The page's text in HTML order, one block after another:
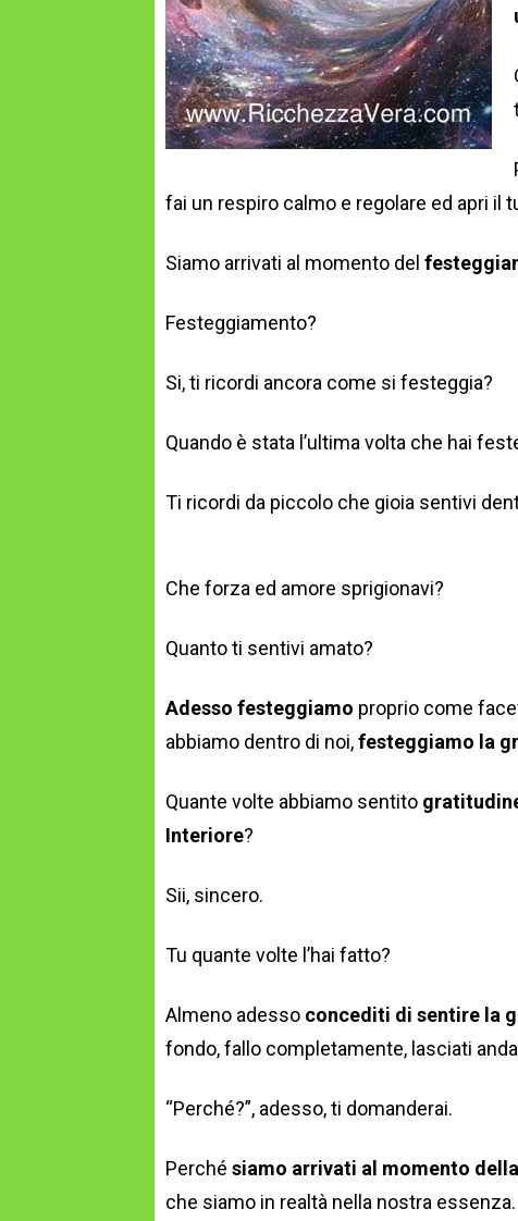
fai un respiro calmo e regolare ed apri il
Siamo arrivati al momento del
Festeggiamento?
Si, ti ricordi ancora come si festeggia?
Quando è stata l’ultima volta che hai
Ti ricordi da piccolo che gioia sentivi
Che forza ed amore sprigionavi?
Quanto ti sentivi amato?
Adesso festeggiamo proprio come
abbiamo dentro di noi,festeggiamo la
Quante volte abbiamo sentito
Interiore?
Sii, sincero.
Tu quante volte l’hai fatto?
Almeno adesso concediti di sentire la
fondo, fallo completamente, lasciati
“Perché?”, adesso, ti domanderai.
Perché siamo arrivati al momento
che siamo in realtà nella nostra essenza.